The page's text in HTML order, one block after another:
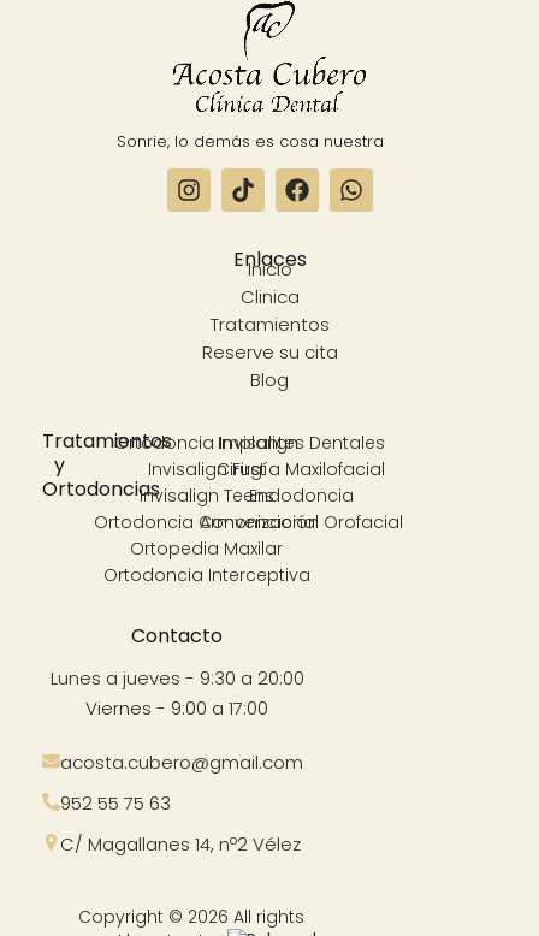
Sonrie, lo demás es cosa nuestra
Enlaces
Inicio
Clinica
Tratamientos
Reserve su cita
Blog
Tratamientos
y
Ortodoncias
Ortodoncia Invisalign
Invisalign First
Invisalign Teens
Ortodoncia Convencional
Ortopedia Maxilar
Ortodoncia Interceptiva
Implantes Dentales
Cirugía Maxilofacial
Endodoncia
Armonización Orofacial
Contacto
Lunes a jueves - 9:30 a 20:00
Viernes - 9:00 a 17:00
acosta.cubero@gmail.com
952 55 75 63
C/ Magallanes 14, nº2 Vélez
Copyright © 2026 All rights